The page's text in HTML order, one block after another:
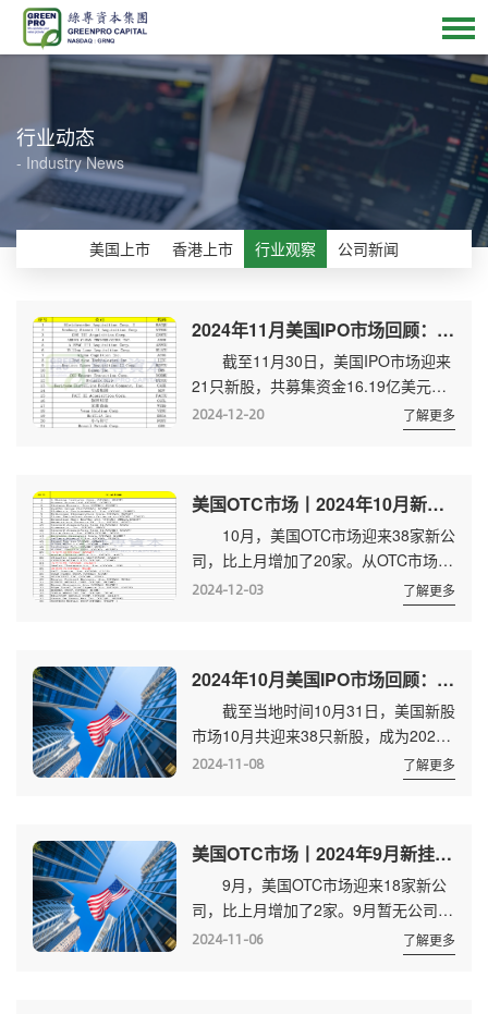
行业动态
- Industry News
美国上市 香港上市 行业观察 公司新闻
2024年11月美国IPO市场回顾：32只新股 6家来自中国 附名单
截至11月30日，美国IPO市场迎来
21只新股，共募集资金16.19亿美元，
平均每个IPO募集资金7711万美
元。 21只新股中，9家为SPAC，占
属地看，21只新股来自全球5个国家，
美国、中国位居前二，分别有10只、6
只，加拿大3只，英国、新加坡各1
只。 除9个SPAC外，剩余12只新股
2024-12-20 了解更多
美国OTC市场丨2024年10月新挂牌及转板(升主板)数据
10月，美国OTC市场迎来38家新公
司，比上月增加了20家。从OTC市场转
板进入美国主板市场的公司有2
家。 38家新挂牌公司来自全球9个
交易量方面，截至10月31日，美国OTC
市场共有12301家公司挂牌交易，当月
成交金额为497亿美元，年初至10月31
日，成交金额为4000亿美元。 10
月新挂牌公司 表中标红部分的...
2024-12-03 了解更多
2024年10月美国IPO市场回顾：38只新股 共募资51.78亿美元 附名单
截至当地时间10月31日，美国新股
市场10月共迎来38只新股，成为2022
年以来，单月新股数量最多月份。
38只新股(含7个SPAC)共募集资金
来自全球7个国家，其中美国占比
50%，中国占比29%，各有19只、11
只;新加坡4只，加拿大、以色列、马来
西亚各1只。 新股分布在24个领
域，较为分散，制药类位列第一，占...
2024-11-08 了解更多
美国OTC市场丨2024年9月新挂牌及转板(升主板)数据
9月，美国OTC市场迎来18家新公
司，比上月增加了2家。9月暂无公司从
OTC市场转入主板市场。 18家新公
司来自3个国家，美国、加拿大数量相
2024-11-06 了解更多